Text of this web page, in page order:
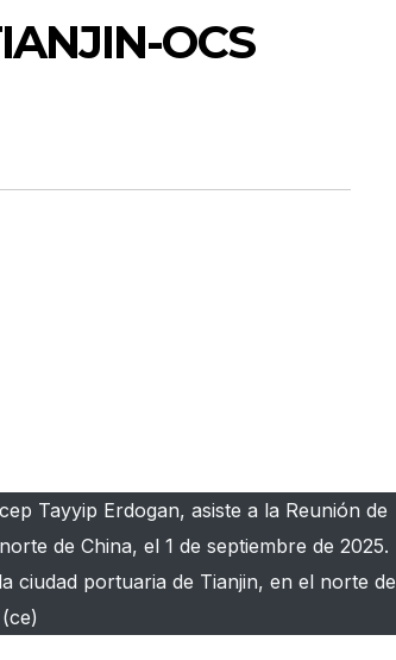
OCS
Tayyip Erdogan, asiste a la Reunión de
de China, el 1 de septiembre de 2025.
ciudad portuaria de Tianjin, en el norte de